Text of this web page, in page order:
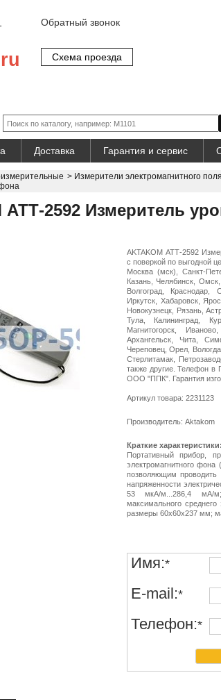
Обратный звонок
Схема проезда
Доставка Гарантия и сервис
> Измерители электромагнитного поля
АТТ-2592 Измеритель
AKTAKOM АТТ-2592
с поверкой по выгодной
Москва (мск), Санкт-
Казань, Челябинск,
Волгоград, Краснодар,
Иркутск, Хабаровск,
Новокузнецк, Рязань,
Тула, Калининград,
Магнитогорск,
Архангельск, Чита,
Череповец, Орел,
Стерлитамак,
также другие. Телефон в
ООО "ППК". Гарантия
Артикул товара: 2231123
Производитель: Aktakom
Краткие характеристики:
Портативный прибор,
электромагнитного
позволяющим
напряженности
53 мкА/м...286,4 мА/м;
максимального
размеры 60х60х237 мм;
Имя:*
E-mail:*
Телефон:*